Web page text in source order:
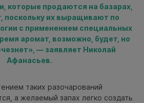
которые продаются на базарах,
поскольку их выращивают по
с применением специальных
аромат, возможно, будет, но
— заявляет Николай
Афанасьев.
таких разочарований
а желаемый запах легко создать